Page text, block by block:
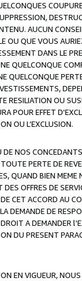
AUCUN
QUE VOUS
DANS LE
QUELCONQUE
QUELCONQUE
RESILIATION OU
POUR EFFET
OU L’EXCLUSION.
NOS
PERTE DE
QUAND BIEN
OFFRES DE
CET ACCORD AU
DEMANDE DE
A DEMANDER
DU PRESENT
EN VIGUEUR,